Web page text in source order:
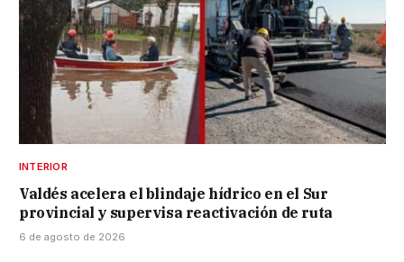
INTERIOR
Valdés acelera el blindaje hídrico en el Sur
provincial y supervisa reactivación de ruta
6 de agosto de 2026